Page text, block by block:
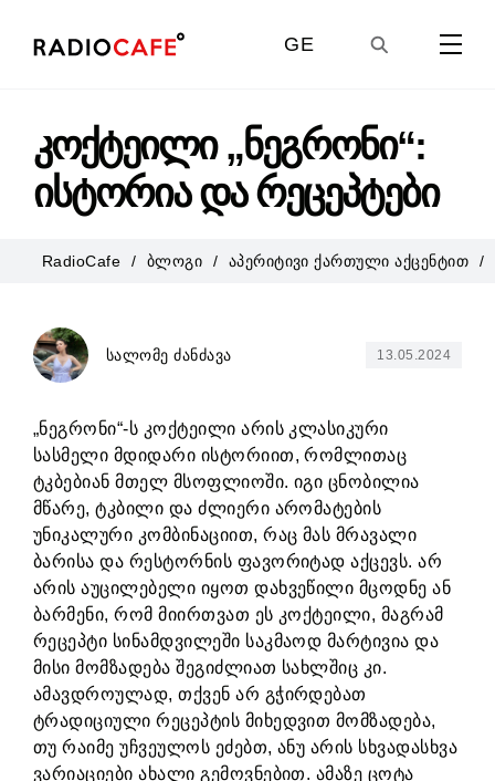
GE
EN
UA
კოქტეილი „ნეგრონი“:
ისტორია და რეცეპტები
RadioCafe ბლოგი აპერიტივი ქართული აქცენტით
სალომე ძანძავა 13.05.2024
„ნეგრონი“-ს კოქტეილი არის კლასიკური
სასმელი მდიდარი ისტორიით, რომლითაც
ტკბებიან მთელ მსოფლიოში. იგი ცნობილია
მწარე, ტკბილი და ძლიერი არომატების
უნიკალური კომბინაციით, რაც მას მრავალი
ბარისა და რესტორნის ფავორიტად აქცევს. არ
არის აუცილებელი იყოთ დახვეწილი მცოდნე ან
ბარმენი, რომ მიირთვათ ეს კოქტეილი, მაგრამ
რეცეპტი სინამდვილეში საკმაოდ მარტივია და
მისი მომზადება შეგიძლიათ სახლშიც კი.
ამავდროულად, თქვენ არ გჭირდებათ
ტრადიციული რეცეპტის მიხედვით მომზადება,
თუ რაიმე უჩვეულოს ეძებთ, ანუ არის სხვადასხვა
ვარიაციები ახალი გემოვნებით. ამაზე ცოტა